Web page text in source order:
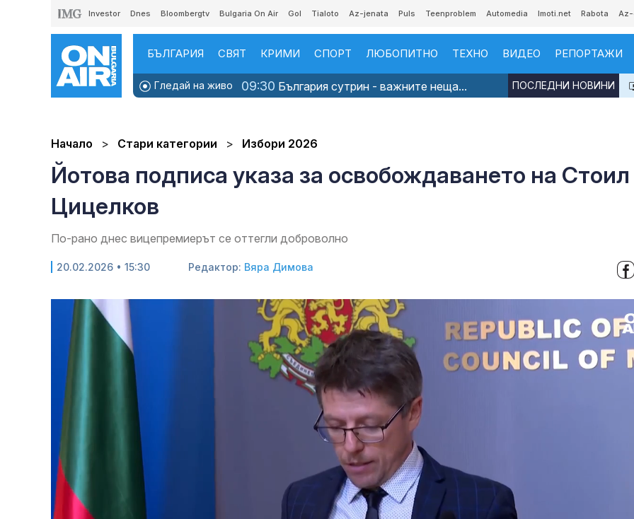
Investor Dnes Bloombergtv Bulgaria On Air Gol Tialoto Az-jenata Puls Teenproblem Automedia Imoti.net Rabota
БЪЛГАРИЯ СВЯТ КРИМИ СПОРТ ЛЮБОПИТНО ТЕХНО ВИДЕО РЕПОРТАЖИ
Гледай на живо 09:30 България сутрин - важните неща... ПОСЛЕДНИ НОВИНИ
Начало Стари категории Избори 2026
Йотова подписа указа за освобождаването на Стоил
Цицелков
По-рано днес вицепремиерът се оттегли доброволно
20.02.2026 • 15:30 Редактор: Вяра Димова